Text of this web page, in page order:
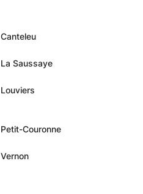
Canteleu
La Saussaye
Louviers
Petit-Couronne
Vernon